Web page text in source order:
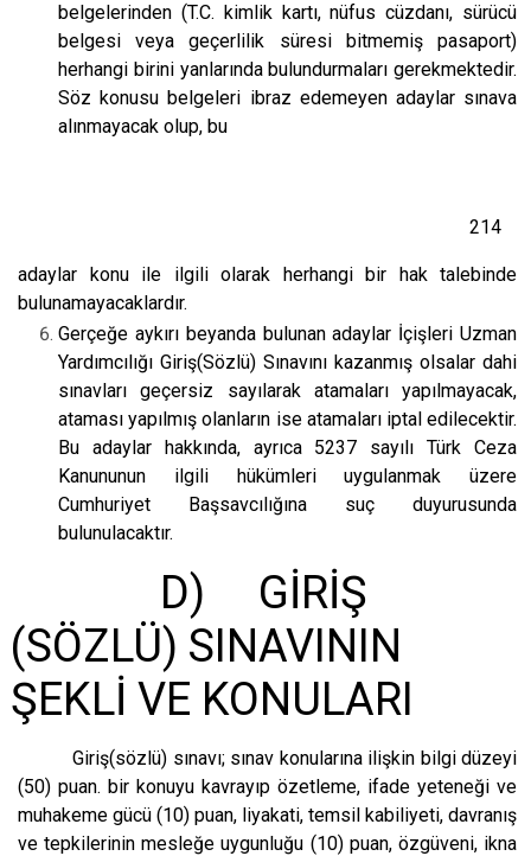
belgelerinden (T.C. kimlik kartı, nüfus cüzdanı, sürücü
belgesi veya geçerlilik süresi bitmemiş pasaport)
herhangi birini yanlarında bulundurmaları gerekmektedir.
Söz konusu belgeleri ibraz edemeyen adaylar sınava
alınmayacak olup, bu
214
adaylar konu ile ilgili olarak herhangi bir hak talebinde
bulunamayacaklardır.
Gerçeğe aykırı beyanda bulunan adaylar İçişleri Uzman
Yardımcılığı Giriş(Sözlü) Sınavını kazanmış olsalar dahi
sınavları geçersiz sayılarak atamaları yapılmayacak,
ataması yapılmış olanların ise atamaları iptal edilecektir.
Bu adaylar hakkında, ayrıca 5237 sayılı Türk Ceza
Kanununun ilgili hükümleri uygulanmak üzere
Cumhuriyet Başsavcılığına suç duyurusunda
bulunulacaktır.
D) GİRİŞ
(SÖZLÜ) SINAVININ
ŞEKLİ VE KONULARI
Giriş(sözlü) sınavı; sınav konularına ilişkin bilgi düzeyi
(50) puan. bir konuyu kavrayıp özetleme, ifade yeteneği ve
muhakeme gücü (10) puan, liyakati, temsil kabiliyeti, davranış
ve tepkilerinin mesleğe uygunluğu (10) puan, özgüveni, ikna